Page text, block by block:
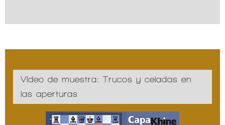
Vídeo de muestra: Trucos y celadas en
las aperturas